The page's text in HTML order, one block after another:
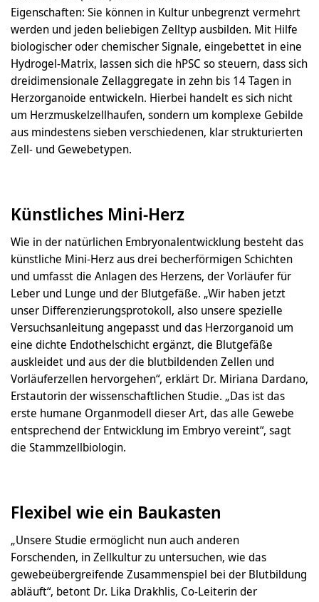
Eigenschaften: Sie können in Kultur unbegrenzt vermehrt
werden und jeden beliebigen Zelltyp ausbilden. Mit Hilfe
biologischer oder chemischer Signale, eingebettet in eine
Hydrogel-Matrix, lassen sich die hPSC so steuern, dass sich
dreidimensionale Zellaggregate in zehn bis 14 Tagen in
Herzorganoide entwickeln. Hierbei handelt es sich nicht
um Herzmuskelzellhaufen, sondern um komplexe Gebilde
aus mindestens sieben verschiedenen, klar strukturierten
Zell- und Gewebetypen.
Künstliches Mini-Herz
Wie in der natürlichen Embryonalentwicklung besteht das
künstliche Mini-Herz aus drei becherförmigen Schichten
und umfasst die Anlagen des Herzens, der Vorläufer für
Leber und Lunge und der Blutgefäße. „Wir haben jetzt
unser Differenzierungsprotokoll, also unsere spezielle
Versuchsanleitung angepasst und das Herzorganoid um
eine dichte Endothelschicht ergänzt, die Blutgefäße
auskleidet und aus der die blutbildenden Zellen und
Vorläuferzellen hervorgehen“, erklärt Dr. Miriana Dardano,
Erstautorin der wissenschaftlichen Studie. „Das ist das
erste humane Organmodell dieser Art, das alle Gewebe
entsprechend der Entwicklung im Embryo vereint“, sagt
die Stammzellbiologin.
Flexibel wie ein Baukasten
„Unsere Studie ermöglicht nun auch anderen
Forschenden, in Zellkultur zu untersuchen, wie das
gewebeübergreifende Zusammenspiel bei der Blutbildung
abläuft“, betont Dr. Lika Drakhlis, Co-Leiterin der